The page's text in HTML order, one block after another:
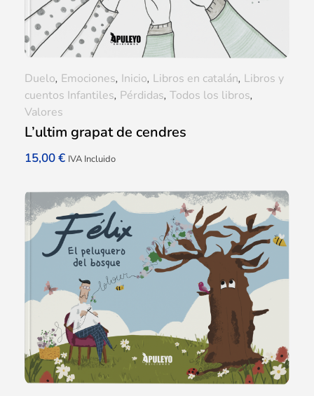
L’ultim grapat de cendres
15,00€ IVA Incluido
Duelo, Emociones, Inicio, Libros en catalán, Libros y
cuentos Infantiles, Pérdidas, Todos los libros,
Valores